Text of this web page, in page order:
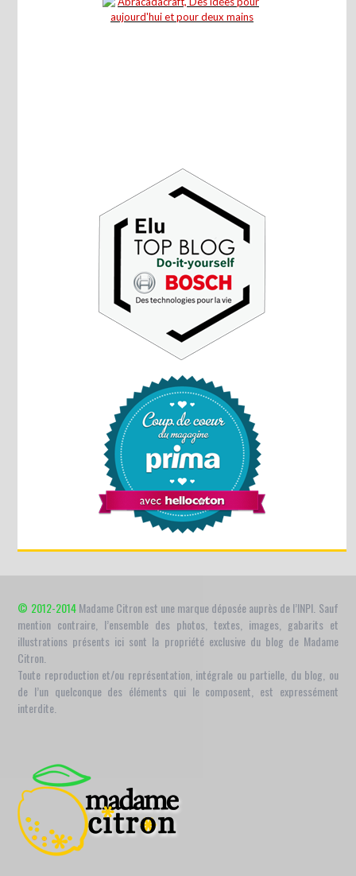
© 2012-2014Madame Citron est une marque déposée auprès de l’INPI. Sauf
mention contraire, l’ensemble des photos, textes, images, gabarits et
illustrations présents ici sont la propriété exclusive du blog de Madame
Citron.
Toute reproduction et/ou représentation, intégrale ou partielle, du blog, ou
de l’un quelconque des éléments qui le composent, est expressément
interdite.